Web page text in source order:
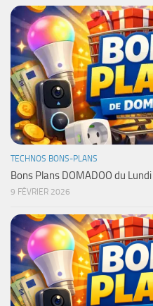
TECHNOS BONS-PLANS
Bons Plans DOMADOO du
9 FÉVRIER 2026